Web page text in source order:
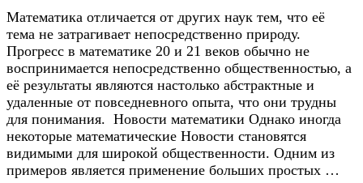
Математика отличается от других наук тем, что её
тема не затрагивает непосредственно природу.
Прогресс в математике 20 и 21 веков обычно не
воспринимается непосредственно общественностью, а
её результаты являются настолько абстрактные и
удаленные от повседневного опыта, что они трудны
для понимания. Новости математики Однако иногда
некоторые математические Новости становятся
видимыми для широкой общественности. Одним из
примеров является применение больших простых …